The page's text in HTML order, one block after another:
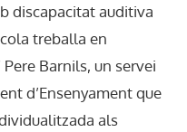
discapacitat auditiva
treballa en
Barnils, un servei
d’Ensenyament que
als